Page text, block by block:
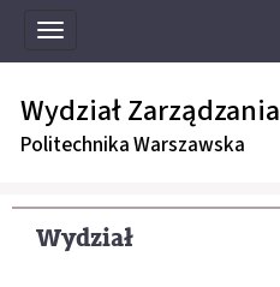
Toggle
navigation
Wydział Zarządzania
Politechnika Warszawska
Wydział